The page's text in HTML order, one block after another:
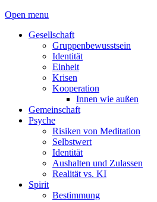
Open menu
Gesellschaft
Gruppenbewusstsein
Identität
Einheit
Krisen
Kooperation
Innen wie außen
Gemeinschaft
Psyche
Risiken von Meditation
Selbstwert
Identität
Aushalten und Zulassen
Realität vs. KI
Spirit
Bestimmung